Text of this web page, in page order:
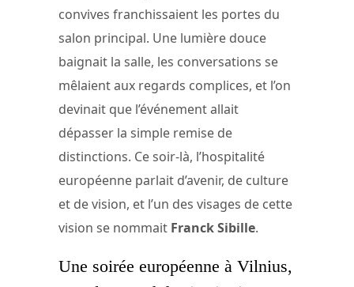
convives franchissaient les portes du
salon principal. Une lumière douce
baignait la salle, les conversations se
mêlaient aux regards complices, et l’on
devinait que l’événement allait
dépasser la simple remise de
distinctions. Ce soir-là, l’hospitalité
européenne parlait d’avenir, de culture
et de vision, et l’un des visages de cette
vision se nommait Franck Sibille.
Une soirée européenne à Vilnius,